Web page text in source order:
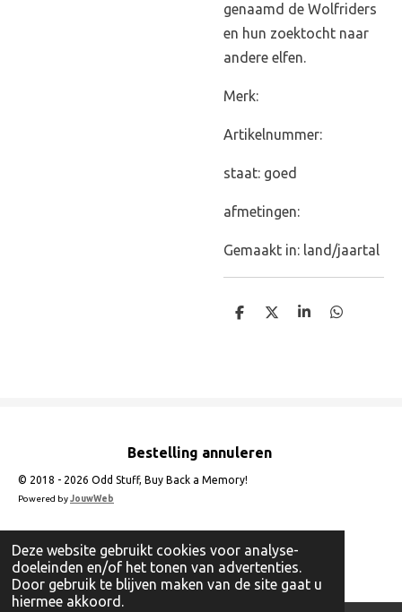
Deze website gebruikt cookies voor analyse-
doeleinden en/of het tonen van advertenties.
Door gebruik te blijven maken van de site gaat u
hiermee akkoord.
genaamd de Wolfriders
en hun zoektocht naar
andere elfen.
Merk:
Artikelnummer:
staat: goed
afmetingen:
Gemaakt in: land/jaartal
D
D
S
D
Bestelling annuleren
© 2018 - 2026 Odd Stuff, Buy Back a Memory!
Powered byJouwWeb